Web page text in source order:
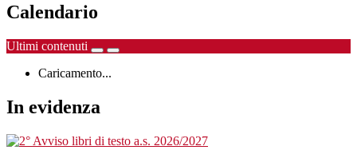
Calendario
Ultimi contenuti
Caricamento...
In evidenza